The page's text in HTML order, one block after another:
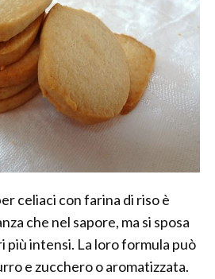
celiaci con farina di riso è
che nel sapore, ma si sposa
più intensi. La loro formula può
e zucchero o aromatizzata.